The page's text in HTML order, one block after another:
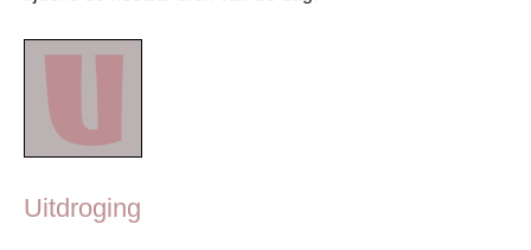
Uitdroging